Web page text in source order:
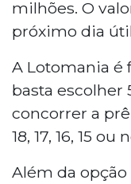
milhões. O
próximo dia
A Lotomania é
basta escolher
concorrer a
18, 17, 16, 15
Além da